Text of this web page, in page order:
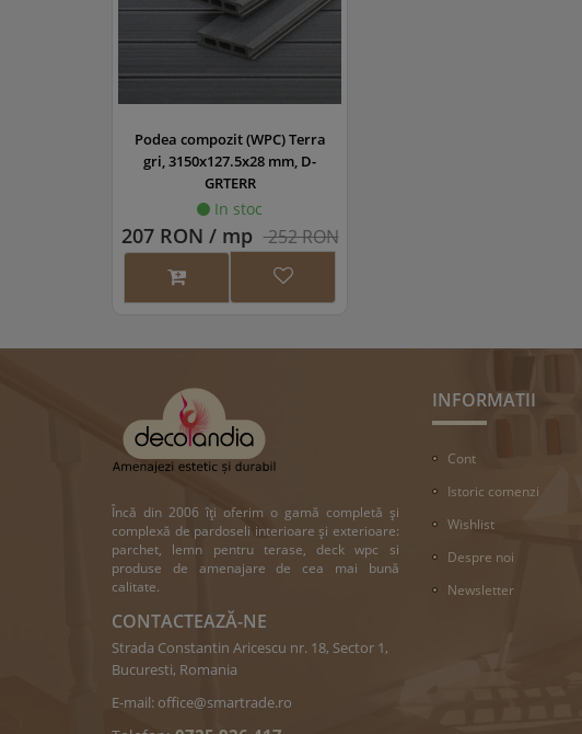
Podea compozit (WPC) Terra
gri, 3150x127.5x28 mm, D-
GRTERR
In stoc
207 RON / mp 252 RON
Încă din 2006 îți oferim o gamă completă și
complexă de pardoseli interioare și exterioare:
parchet, lemn pentru terase, deck wpc si
produse de amenajare de cea mai bună
calitate.
CONTACTEAZĂ-NE
Strada Constantin Aricescu nr. 18, Sector 1,
Bucuresti, Romania
E-mail: office@smartrade.ro
INFORMATII
Cont
Istoric comenzi
Wishlist
Despre noi
Newsletter